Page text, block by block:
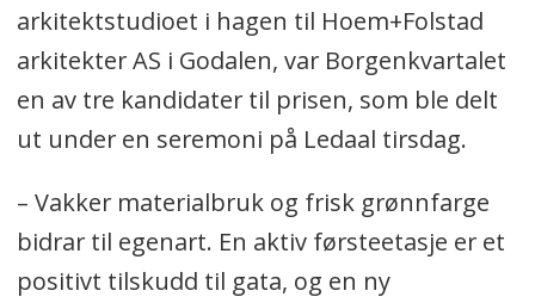
arkitektstudioet i hagen til Hoem+Folstad
arkitekter AS i Godalen, var Borgenkvartalet
en av tre kandidater til prisen, som ble delt
ut under en seremoni på Ledaal tirsdag.
– Vakker materialbruk og frisk grønnfarge
bidrar til egenart. En aktiv førsteetasje er et
positivt tilskudd til gata, og en ny